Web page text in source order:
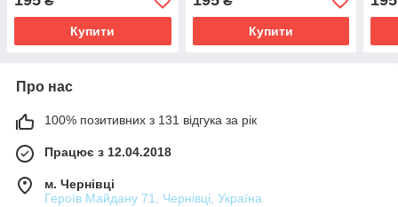
Купити Купити
Про нас
100% позитивних з 131 відгука за рік
Працює з 12.04.2018
м. Чернівці
Героїв Майдану 71, Чернівці, Україна